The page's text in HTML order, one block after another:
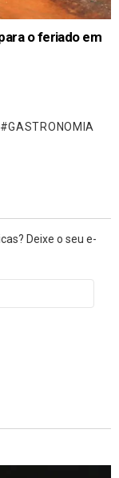
o feriado em
GASTRONOMIA
Deixe o seu e-